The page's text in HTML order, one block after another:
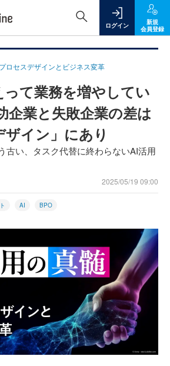
ログイン
新規
会員登録
ロセスデザインとビジネス変革
て業務を増やしてい
企業と失敗企業の差は
ザイン」にあり
古い、タスク代替に終わらないAI活用
2025/05/19 09:00
AI BPO